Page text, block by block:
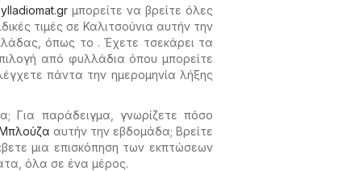
μπορείτε να βρείτε όλες
τιμές σε Καλιτσούνια αυτήν την
όπως το . Έχετε τσεκάρει τα
από φυλλάδια όπου μπορείτε
πάντα την ημερομηνία λήξης
Για παράδειγμα, γνωρίζετε πόσο
αυτήν την εβδομάδα; Βρείτε
μια επισκόπηση των εκπτώσεων
όλα σε ένα μέρος.